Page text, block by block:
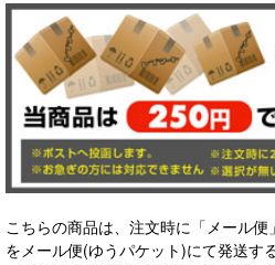
こちらの商品は、注文時に「メール
をメール便(ゆうパケット)にて発送す